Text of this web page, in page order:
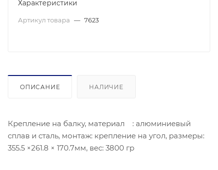
Характеристики
Артикул товара — 7623
ОПИСАНИЕ НАЛИЧИЕ
Крепление на балку, материал : алюминиевый
сплав и сталь, монтаж: крепление на угол, размеры:
355.5 ×261.8 × 170.7мм, вес: 3800 гр